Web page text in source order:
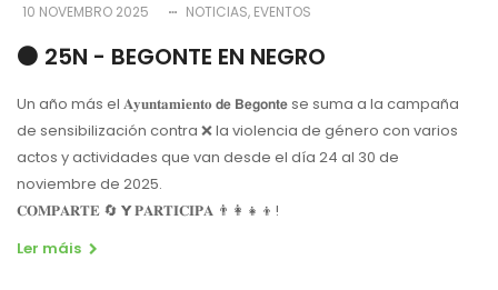
10 NOVEMBRO 2025 NOTICIAS EVENTOS
⚫️ 25N - BEGONTE EN NEGRO
Un año más el 𝐀𝐲𝐮𝐧𝐭𝐚𝐦𝐢𝐞𝐧𝐭𝐨 𝗱𝗲 𝗕𝗲𝗴𝗼𝗻𝘁𝗲 se suma a la campaña
de sensibilización contra ❌ la violencia de género con varios
actos y actividades que van desde el día 24 al 30 de
noviembre de 2025.
𝐂𝐎𝐌𝐏𝐀𝐑𝐓𝐄 🔄 𝗬 𝐏𝐀𝐑𝐓𝐈𝐂𝐈𝐏𝐀 👨‍👩‍👧‍👦!
Ler máis